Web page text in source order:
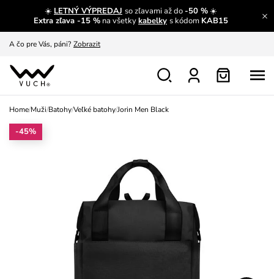
☀️ LETNÝ VÝPREDAJ so zľavami až do-50 %☀️
Extra zľava -15 % na všetkykabelky s kódom KAB15
A čo sa inde nedozvieš? Prečítať viac
A čo pre Vás, páni? Zobrazit
S čím chybu neurobíš?
Nech sa inšpirovať Zobraziť
Home/Muži/Batohy/Veľké batohy/Jorin Men Black
-45%